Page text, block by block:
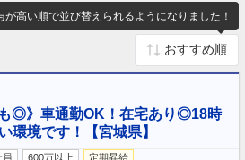
が高い順で並び替えられるようになりました！
も◎》車通勤OK！在宅あり◎18時
環境です！【宮城県】
員 600万以上
定期昇給